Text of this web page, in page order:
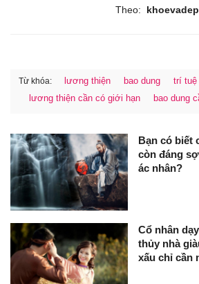
Theo:
Từ khóa: lương thiện bao dung trí tuệ
lương thiện cần có giới hạn
bao dung
Bạn có biết
còn đáng
ác nhân?
Cổ nhân
thủy nhà
xấu chỉ cần